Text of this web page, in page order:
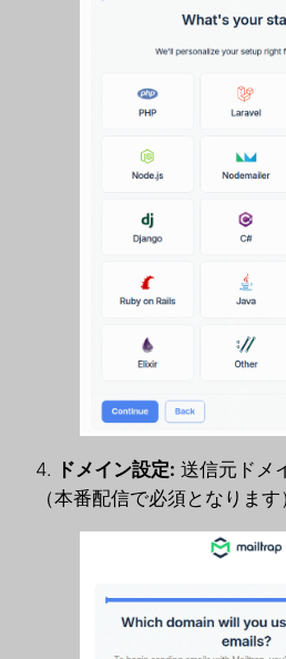
4. ドメイン設定: 送信元ドメ
（本番配信で必須となります